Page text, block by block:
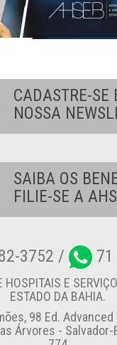
CADASTRE-SE
NOSSA
SAIBA OS
FILIE-SE A
3752 /
HOSPITAIS E
ESTADO DA BAHIA.
98 Ed.
Árvores -